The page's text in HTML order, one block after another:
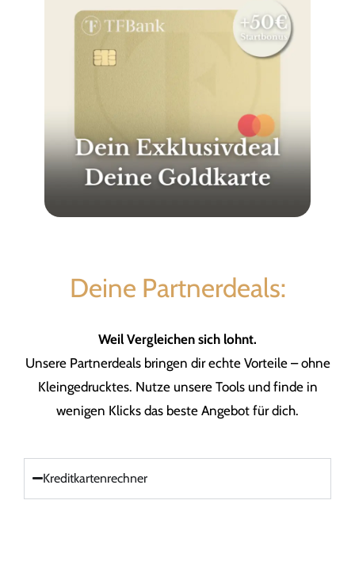
Deine Partnerdeals:
Weil Vergleichen sich lohnt.
Unsere Partnerdeals bringen dir echte Vorteile – ohne
Kleingedrucktes. Nutze unsere Tools und finde in
wenigen Klicks das beste Angebot für dich.
Kreditkartenrechner